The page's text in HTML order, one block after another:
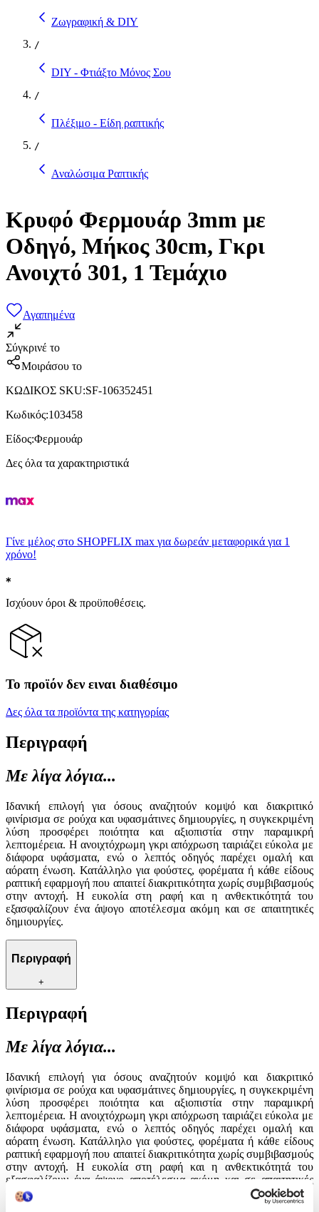
Ζωγραφική & DIY
/
DIY - Φτιάξτο Μόνος Σου
/
Πλέξιμο - Είδη ραπτικής
/
Αναλώσιμα Ραπτικής
Κρυφό Φερμουάρ 3mm με
Οδηγό, Μήκος 30cm, Γκρι
Ανοιχτό 301, 1 Τεμάχιο
Αγαπημένα
Σύγκρινέ το
Μοιράσου το
ΚΩΔΙΚΟΣ SKU:SF-106352451
Κωδικός:103458
Είδος:Φερμουάρ
Δες όλα τα χαρακτηριστικά
Γίνε μέλος στο SHOPFLIX max για δωρεάν μεταφορικά για 1
χρόνο!
Ισχύουν όροι & προϋποθέσεις.
Το προϊόν δεν ειναι διαθέσιμο
Δες όλα τα προϊόντα της κατηγορίας
Περιγραφή
Με λίγα λόγια...
Ιδανική επιλογή για όσους αναζητούν κομψό και διακριτικό
φινίρισμα σε ρούχα και υφασμάτινες δημιουργίες, η συγκεκριμένη
λύση προσφέρει ποιότητα και αξιοπιστία στην παραμικρή
λεπτομέρεια. Η ανοιχτόχρωμη γκρι απόχρωση ταιριάζει εύκολα με
διάφορα υφάσματα, ενώ ο λεπτός οδηγός παρέχει ομαλή και
αόρατη ένωση. Κατάλληλο για φούστες, φορέματα ή κάθε είδους
ραπτική εφαρμογή που απαιτεί διακριτικότητα χωρίς συμβιβασμούς
στην αντοχή. Η ευκολία στη ραφή και η ανθεκτικότητά του
εξασφαλίζουν ένα άψογο αποτέλεσμα ακόμη και σε απαιτητικές
δημιουργίες.
Περιγραφή
+
Περιγραφή
Με λίγα λόγια...
Ιδανική επιλογή για όσους αναζητούν κομψό και διακριτικό
φινίρισμα σε ρούχα και υφασμάτινες δημιουργίες, η συγκεκριμένη
λύση προσφέρει ποιότητα και αξιοπιστία στην παραμικρή
λεπτομέρεια. Η ανοιχτόχρωμη γκρι απόχρωση ταιριάζει εύκολα με
διάφορα υφάσματα, ενώ ο λεπτός οδηγός παρέχει ομαλή και
αόρατη ένωση. Κατάλληλο για φούστες, φορέματα ή κάθε είδους
ραπτική εφαρμογή που απαιτεί διακριτικότητα χωρίς συμβιβασμούς
στην αντοχή. Η ευκολία στη ραφή και η ανθεκτικότητά του
εξασφαλίζουν ένα άψογο αποτέλεσμα ακόμη και σε απαιτητικές
δημιουργίες.